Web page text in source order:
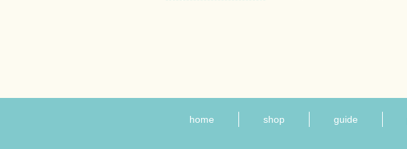
home shop guide